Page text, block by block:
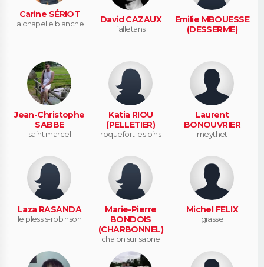
Carine SÉRIOT
la chapelle blanche David CAZAUX
falletans
Emilie MBOUESSE
(DESSERME)
Jean-Christophe
SABBE
saint marcel
Katia RIOU
(PELLETIER)
roquefort les pins
Laurent
BONOUVRIER
meythet
Laza RASANDA
le plessis-robinson
Marie-Pierre
BONDOIS
(CHARBONNEL)
chalon sur saone
Michel FELIX
grasse